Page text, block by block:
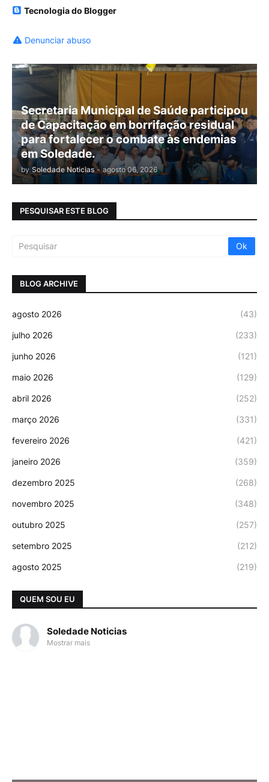
Tecnologia do Blogger
Denunciar abuso
Secretaria Municipal de Saúde participou
de Capacitação em borrifação residual
para fortalecer o combate às endemias
em Soledade.
by Soledade Noticias - agosto 06, 2026
PESQUISAR ESTE BLOG
BLOG ARCHIVE
agosto 2026 (43)
julho 2026 (233)
junho 2026 (121)
maio 2026 (129)
abril 2026 (252)
março 2026 (331)
fevereiro 2026 (421)
janeiro 2026 (359)
dezembro 2025 (268)
novembro 2025 (348)
outubro 2025 (257)
setembro 2025 (212)
agosto 2025 (219)
QUEM SOU EU
Soledade Noticias
Mostrar mais